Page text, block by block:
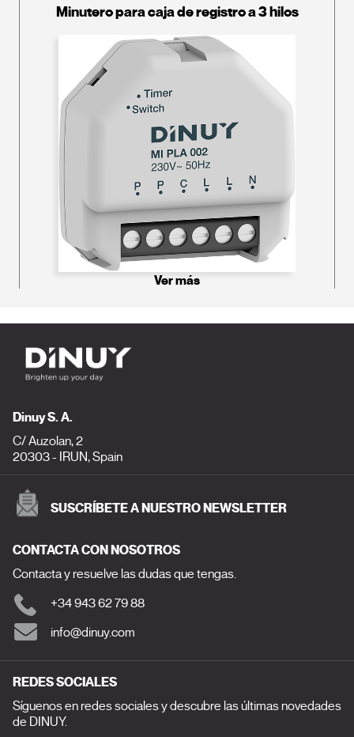
Minutero para caja de registro a 3 hilos
Ver más
Dinuy S. A.
C/ Auzolan, 2
20303 - IRUN, Spain
SUSCRÍBETE A NUESTRO NEWSLETTER
CONTACTA CON NOSOTROS
Contacta y resuelve las dudas que tengas.
+34 943 62 79 88
info@dinuy.com
REDES SOCIALES
Síguenos en redes sociales y descubre las últimas novedades
de DINUY.